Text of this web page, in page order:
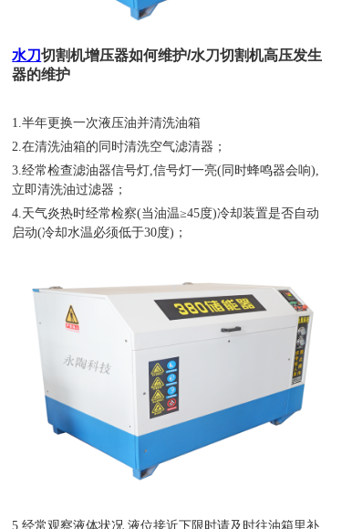
水刀切割机增压器如何维护/水刀切割机高压发生
器的维护
1.半年更换一次液压油并清洗油箱
2.在清洗油箱的同时清洗空气滤清器；
3.经常检查滤油器信号灯,信号灯一亮(同时蜂鸣器会响),
立即清洗油过滤器；
4.天气炎热时经常检察(当油温≥45度)冷却装置是否自动
启动(冷却水温必须低于30度)；
5.经常观察液体状况,液位接近下限时请及时往油箱里补